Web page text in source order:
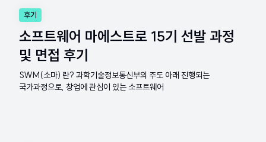
후기
소프트웨어 마에스트로 15기 선발 과정
및 면접 후기
SWM(소마) 란? 과학기술정보통신부의 주도 아래 진행되는
국가과정으로, 창업에 관심이 있는 소프트웨어